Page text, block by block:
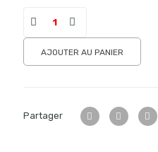
AJOUTER AU PANIER
Partager